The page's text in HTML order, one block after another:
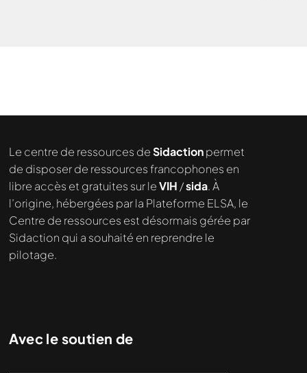
Le centre de ressources deSidactionpermet
de disposer de ressources francophones en
libre accès et gratuites sur leVIH /sida. À
l’origine, hébergées par la Plateforme ELSA, le
Centre de ressources est désormais gérée par
Sidaction qui a souhaité en reprendre le
pilotage.
Avec le soutien de